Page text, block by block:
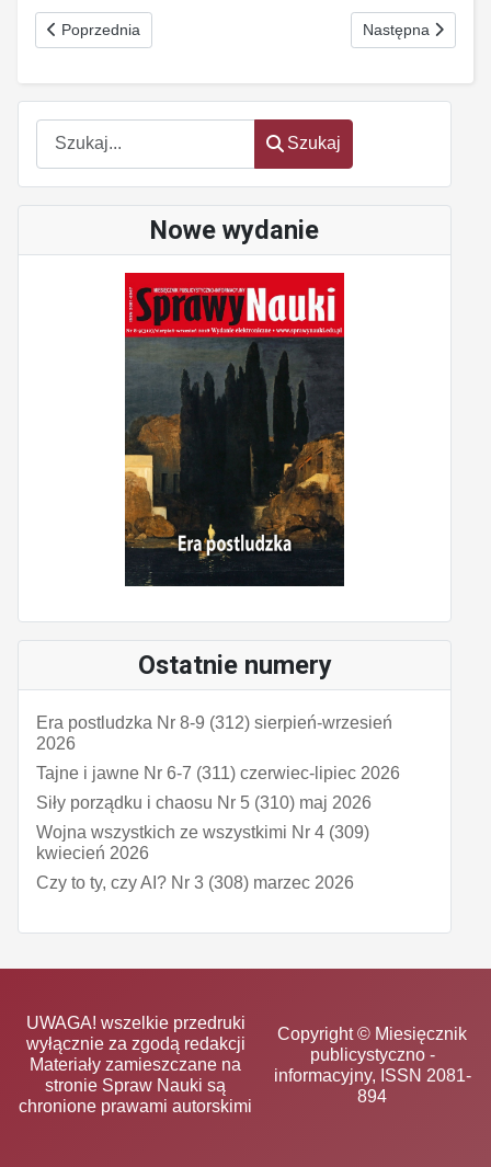
Szukaj
Szukaj
Nowe wydanie
Ostatnie numery
Era postludzka Nr 8-9 (312) sierpień-wrzesień
2026
Tajne i jawne Nr 6-7 (311) czerwiec-lipiec 2026
Siły porządku i chaosu Nr 5 (310) maj 2026
Wojna wszystkich ze wszystkimi Nr 4 (309)
kwiecień 2026
Czy to ty, czy AI? Nr 3 (308) marzec 2026
Poprzednia strona: Interes narodowy Nr 11 (204) listopad 2015
Poprzednia Następna strona:
Następna
UWAGA! wszelkie przedruki
wyłącznie za zgodą redakcji
Materiały zamieszczane na
stronie Spraw Nauki są
chronione prawami autorskimi
Copyright © Miesięcznik
publicystyczno -
informacyjny, ISSN 2081-
894